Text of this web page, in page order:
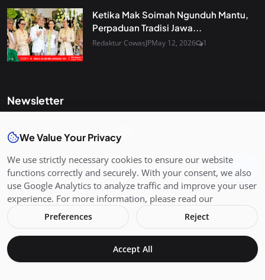
Ketika Mak Soimah Ngunduh Mantu,
Perpaduan Tradisi Jawa...
Redaktur CowasJPMay 12, 2026 1
Newsletter
inbox. Sign up for our newsletter.
Join
We Value Your Privacy
We use strictly necessary cookies to ensure our website
functions correctly and securely. With your consent, we also
use Google Analytics to analyze traffic and improve your user
experience. For more information, please read our
Preferences Reject
Accept All